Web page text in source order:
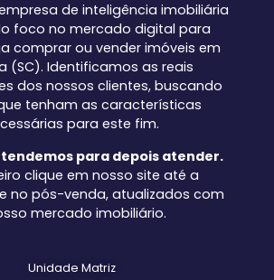
de inteligência imobiliária
foco no mercado digital para
comprar ou vender imóveis em
(SC). Identificamos as reais
dos nossos clientes, buscando
tenham as características
para este fim.
para depois atender.
clique em nosso site até a
no pós-venda, atualizados com
mercado imobiliário.
Unidade Matriz